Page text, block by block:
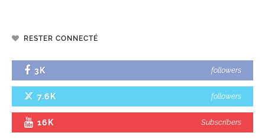
RESTER CONNECTÉ
3K followers
7.6K followers
16K Subscribers